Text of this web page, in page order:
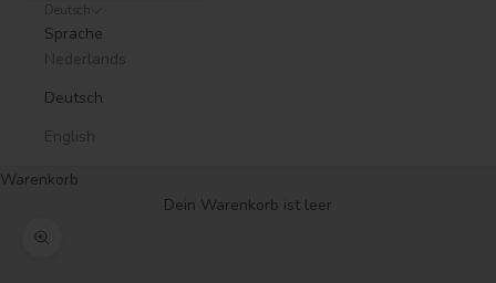
Deutsch
Sprache
Nederlands
Deutsch
English
Warenkorb
Dein Warenkorb ist leer
Bild vergrößern